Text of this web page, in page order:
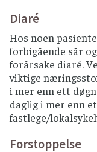
Diaré
Hos noen
forbigående sår
forårsake diaré.
viktige
i mer enn ett
daglig i mer enn
fastlege/
Forstoppelse